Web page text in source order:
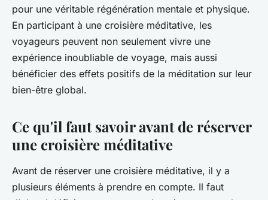
pour une véritable régénération mentale et physique.
En participant à une croisière méditative, les
voyageurs peuvent non seulement vivre une
expérience inoubliable de voyage, mais aussi
bénéficier des effets positifs de la méditation sur leur
bien-être global.
Ce qu'il faut savoir avant de réserver
une croisière méditative
Avant de réserver une croisière méditative, il y a
plusieurs éléments à prendre en compte. Il faut